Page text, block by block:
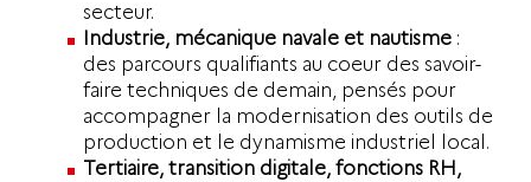
secteur.
Industrie, mécanique navale et nautisme :
des parcours qualifiants au coeur des savoir-
faire techniques de demain, pensés pour
accompagner la modernisation des outils de
production et le dynamisme industriel local.
Tertiaire, transition digitale, fonctions RH,